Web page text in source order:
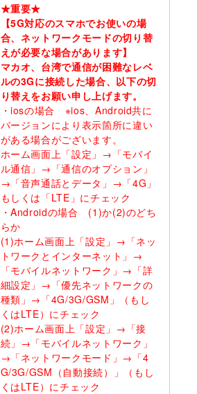
★重要★
【5G対応のスマホでお使いの場
合、ネットワークモードの切り替
えが必要な場合があります】
マカオ、台湾で通信が困難なレベ
ルの3Gに接続した場合、以下の切
り替えをお願い申し上げます。
・iosの場合 ※ios、Android共に
バージョンにより表示箇所に違い
がある場合がございます。
ホーム画面上「設定」→「モバイ
ル通信」→「通信のオプション」
→「音声通話とデータ」→「4G」
もしくは「LTE」にチェック
・Androidの場合 (1)か(2)のどち
らか
(1)ホーム画面上「設定」→「ネッ
トワークとインターネット」→
「モバイルネットワーク」→「詳
細設定」→「優先ネットワークの
種類」→「4G/3G/GSM」（もし
くはLTE）にチェック
(2)ホーム画面上「設定」→「接
続」→「モバイルネットワーク」
→「ネットワークモード」→「4
G/3G/GSM（自動接続）」（もし
くはLTE）にチェック